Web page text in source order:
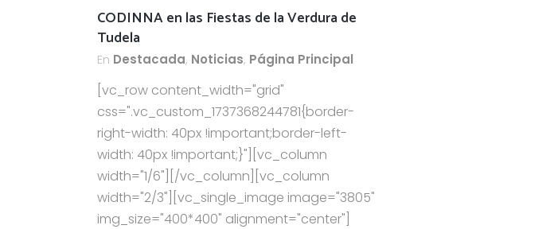
CODINNA en las Fiestas de la Verdura de
Tudela
En Destacada, Noticias, Página Principal
[vc_row content_width="grid"
css=".vc_custom_1737368244781{border-
right-width: 40px !important;border-left-
width: 40px !important;}"][vc_column
width="1/6"][/vc_column][vc_column
width="2/3"][vc_single_image image="3805"
img_size="400*400" alignment="center"]